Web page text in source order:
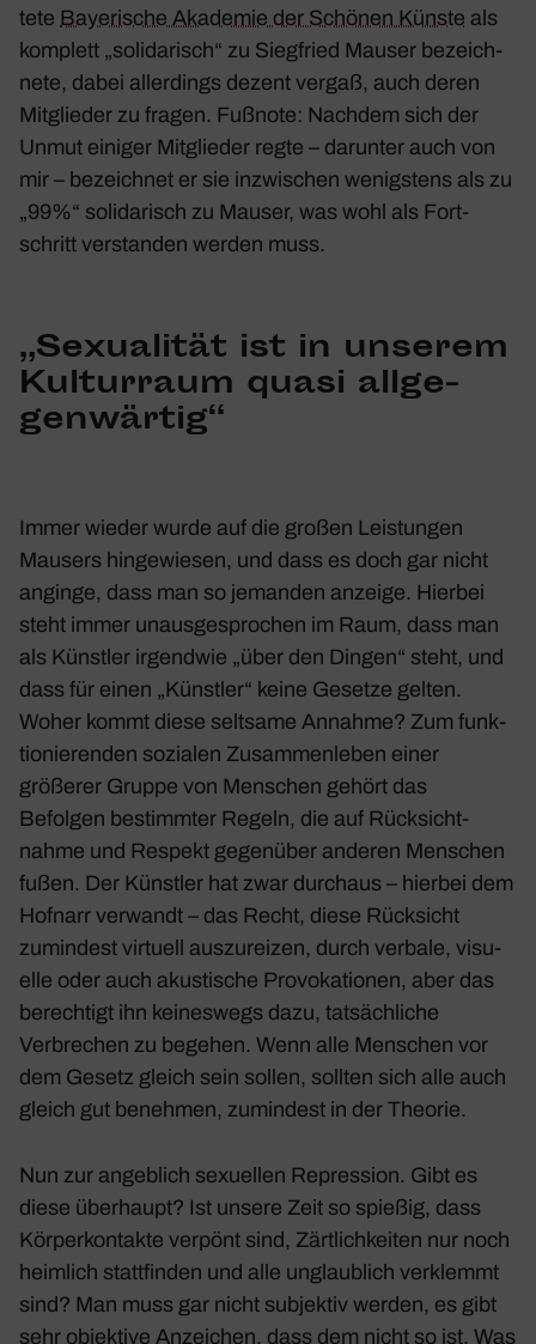
tete Baye­ri­sche Akademie der Schönen Künste als
komplett „soli­da­risch“ zu Sieg­fried Mauser bezeich­
nete, dabei aller­dings dezent vergaß, auch deren
Mitglieder zu fragen. Fußnote: Nachdem sich der
Unmut einiger Mitglieder regte – darunter auch von
mir – bezeichnet er sie inzwi­schen wenigs­tens als zu
„99%“ soli­da­risch zu Mauser, was wohl als Fort­
schritt verstanden werden muss.
„Sexua­lität ist in unserem
Kultur­raum quasi allge­
gen­wärtig“
Immer wieder wurde auf die großen Leis­tungen
Mausers hinge­wiesen, und dass es doch gar nicht
anginge, dass man so jemanden anzeige. Hierbei
steht immer unaus­ge­spro­chen im Raum, dass man
als Künstler irgendwie „über den Dingen“ steht, und
dass für einen „Künstler“ keine Gesetze gelten.
Woher kommt diese selt­same Annahme? Zum funk­
tio­nie­renden sozialen Zusam­men­leben einer
größerer Gruppe von Menschen gehört das
Befolgen bestimmter Regeln, die auf Rück­sicht­
nahme und Respekt gegen­über anderen Menschen
fußen. Der Künstler hat zwar durchaus – hierbei dem
Hofnarr verwandt – das Recht, diese Rück­sicht
zumin­dest virtuell auszu­reizen, durch verbale, visu­
elle oder auch akus­ti­sche Provo­ka­tionen, aber das
berech­tigt ihn keines­wegs dazu, tatsäch­liche
Verbre­chen zu begehen. Wenn alle Menschen vor
dem Gesetz gleich sein sollen, sollten sich alle auch
gleich gut benehmen, zumin­dest in der Theorie.
Nun zur angeb­lich sexu­ellen Repres­sion. Gibt es
diese über­haupt? Ist unsere Zeit so spießig, dass
Körper­kon­takte verpönt sind, Zärt­lich­keiten nur noch
heim­lich statt­finden und alle unglaub­lich verklemmt
sind? Man muss gar nicht subjektiv werden, es gibt
sehr objek­tive Anzei­chen, dass dem nicht so ist. Was